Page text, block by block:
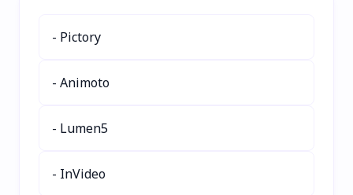
ClipMoveを試して、手軽
作しましょう！
- Pictory
- Animoto
- Lumen5
- InVideo